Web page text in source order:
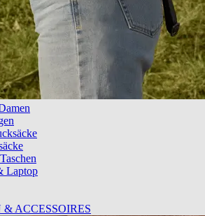
Laptop
ACCESSOIRES